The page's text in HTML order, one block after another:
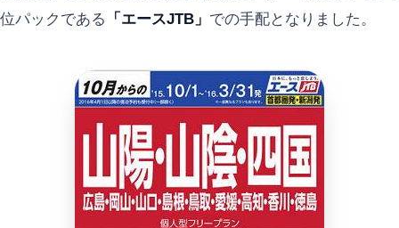
位パックである
「エースJTB」 での手配となりました。